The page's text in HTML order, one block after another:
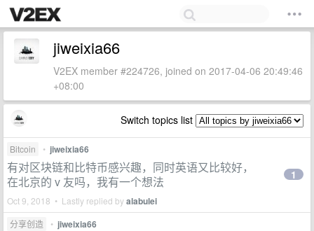
jiweixia66
V2EX member #224726, joined on 2017-04-06 20:49:46
+08:00
Switch topics list
Bitcoin • jiweixia66
有对区块链和比特币感兴趣，同时英语又比较好，
在北京的 v 友吗，我有一个想法
Oct 9, 2018 • Lastly replied byalabulei
1
分享创造 • jiweixia66